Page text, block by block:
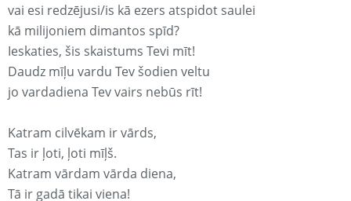
vai esi redzējusi/is kā ezers atspidot saulei
kā milijoniem dimantos spīd?
Ieskaties, šis skaistums Tevi mīt!
Daudz mīļu vardu Tev šodien veltu
jo vardadiena Tev vairs nebūs rīt!
Katram cilvēkam ir vārds,
Tas ir ļoti, ļoti mīļš.
Katram vārdam vārda diena,
Tā ir gadā tikai viena!